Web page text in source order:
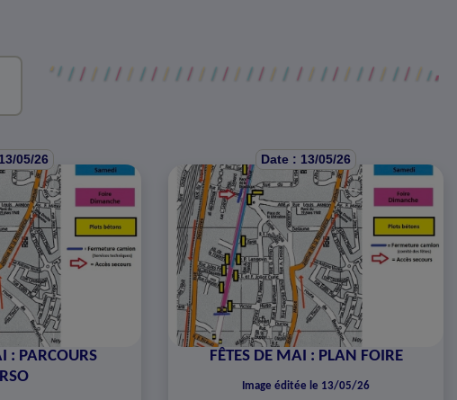
05/26
: PARCOURS
Date : 13/05/26
FÊTES DE MAI : PLAN FOIRE
Image éditée le 13/05/26